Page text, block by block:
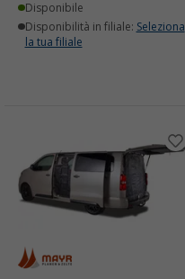
Disponibile
Disponibilità in filiale: Seleziona
la tua filiale